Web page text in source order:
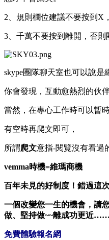
2、規則欄位建議不要按到X
3、千萬不要按到離開，否則
skype團隊聊天室也可以說是
你會發現，互動愈熱烈的伙
當然，在專心工作時可以暫
有空時再爬文即可，
所謂爬文意指-閱覽沒有看過
vemma時機=維瑪商機
百年未見的好制度！錯過這
一個改變您一生的機會，請
做、堅持做~~離成功更近
免費體驗報名網